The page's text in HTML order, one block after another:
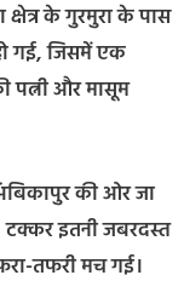
के गुरमुरा के पास
गई, जिसमें एक
पत्नी और मासूम
की ओर जा
टक्कर इतनी जबरदस्त
तफरी मच गई।